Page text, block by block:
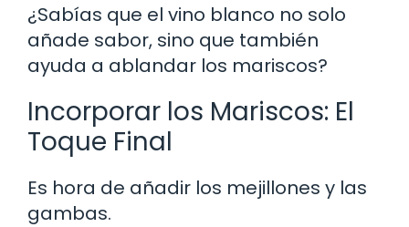
¿Sabías que el vino blanco no solo
añade sabor, sino que también
ayuda a ablandar los mariscos?
Incorporar los Mariscos: El
Toque Final
Es hora de añadir los mejillones y las
gambas.